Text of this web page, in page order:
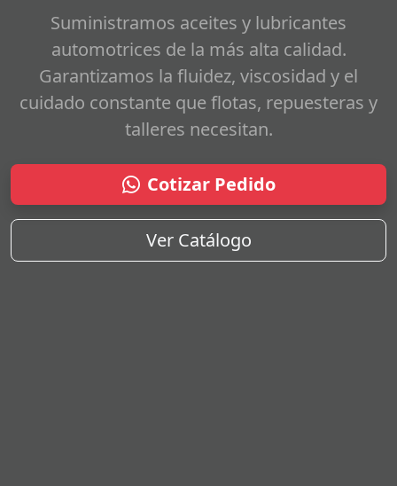
Suministramos aceites y lubricantes
automotrices de la más alta calidad.
Garantizamos la fluidez, viscosidad y el
cuidado constante que flotas, repuesteras y
talleres necesitan.
Cotizar Pedido
Ver Catálogo